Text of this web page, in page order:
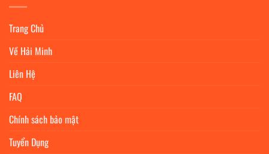
Trang Chủ
Về Hải Minh
Liên Hệ
FAQ
Chính sách bảo mật
Tuyển Dụng